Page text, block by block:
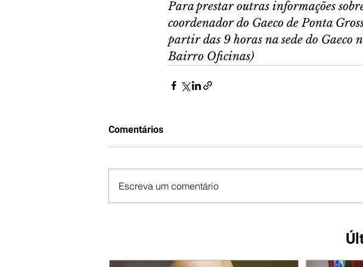
Para prestar outras informações
coordenador do Gaeco de Ponta
partir das 9 horas na sede do
Bairro Oficinas)
Comentários
Escreva um comentário